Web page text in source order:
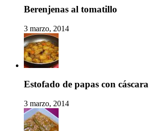
Berenjenas al tomatillo
3 marzo, 2014
Estofado de papas con cáscara
3 marzo, 2014